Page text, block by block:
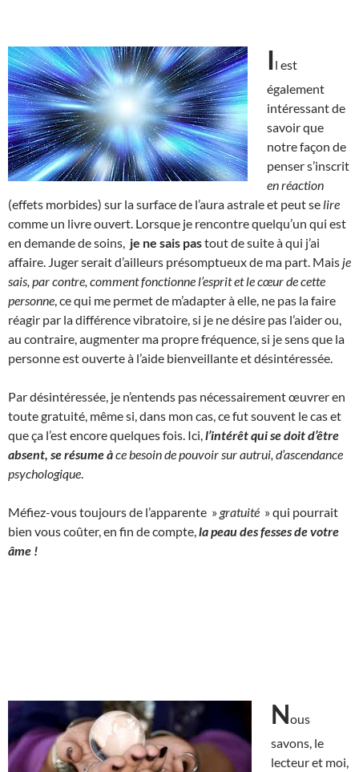
Il est
également
intéressant de
savoir que
notre façon de
penser s’inscrit
en réaction
(effets morbides) sur la surface de l’aura astrale et peut se lire
comme un livre ouvert. Lorsque je rencontre quelqu’un qui est
en demande de soins, je ne sais pastout de suite à qui j’ai
affaire. Juger serait d’ailleurs présomptueux de ma part. Mais je
sais, par contre, comment fonctionne l’esprit et le cœur de cette
personne , ce qui me permet de m’adapter à elle, ne pas la faire
réagir par la différence vibratoire, si je ne désire pas l’aider ou,
au contraire, augmenter ma propre fréquence, si je sens que la
personne est ouverte à l’aide bienveillante et désintéressée.
Par désintéressée, je n’entends pas nécessairement œuvrer en
toute gratuité, même si, dans mon cas, ce fut souvent le cas et
que ça l’est encore quelques fois. Ici, l’intérêt qui se doit d’être
absent, se résume àce besoin de pouvoir sur autrui, d’ascendance
psychologique
Méfiez-vous toujours de l’apparente » gratuité » qui pourrait
bien vous coûter, en fin de compte, la peau des fesses de votre
âme !
Nous
savons, le
lecteur et moi,